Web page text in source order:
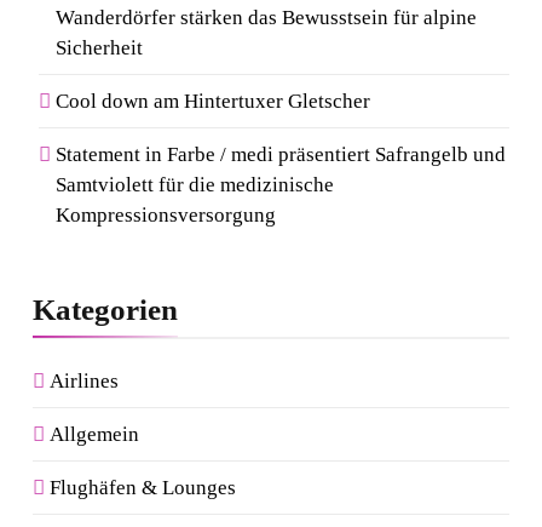
Wanderdörfer stärken das Bewusstsein für alpine
Sicherheit
Cool down am Hintertuxer Gletscher
Statement in Farbe / medi präsentiert Safrangelb und
Samtviolett für die medizinische
Kompressionsversorgung
Kategorien
Airlines
Allgemein
Flughäfen & Lounges